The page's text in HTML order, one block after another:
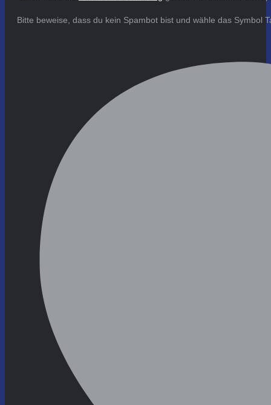
Bitte beweise, dass du kein Spambot bist und wähle das Symbol